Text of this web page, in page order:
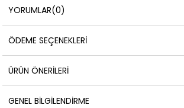
YORUMLAR(0)
ÖDEME SEÇENEKLERI
ÜRÜN ÖNERILERI
GENEL BILGILENDIRME